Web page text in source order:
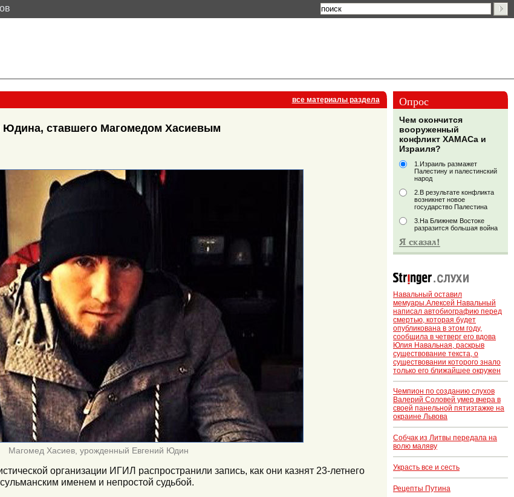
все материалы раздела
Юдина, ставшего Магомедом Хасиевым
Магомед Хасиев, урожденный Евгений Юдин
организации ИГИЛ распространили запись, как они казнят 23-летнего
именем и непростой судьбой.
Опрос
Чем окончится
вооруженный
конфликт ХАМАСа и
Израиля?
1.Израиль размажет
Палестину и палестинский
народ
2.В результате конфликта
возникнет новое
государство Палестина
3.На Ближнем Востоке
разразится большая война
Навальный оставил
мемуары.Алексей Навальный
написал автобиографию перед
смертью, которая будет
опубликована в этом году,
сообщила в четверг его вдова
Юлия Навальная, раскрыв
существование текста, о
существовании которого знало
только его ближайшее окружен
Чемпион по созданию слухов
Валерий Соловей умер вчера в
своей панельной пятиэтажке на
окраине Львова
Собчак из Литвы передала на
волю маляву
Украсть все и сесть
Рецепты Путина